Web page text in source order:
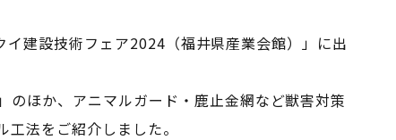
建設技術フェア2024（福井県産業会館）」に出
ほか、アニマルガード・鹿止金網など獣害対策
法をご紹介しました。